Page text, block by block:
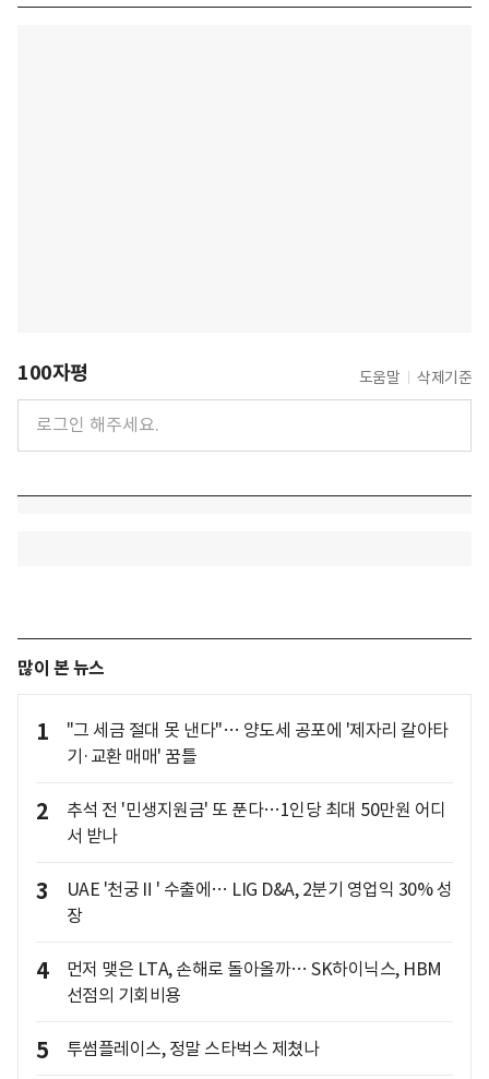
100자평 도움말 삭제기준
많이 본 뉴스
1
"그 세금 절대 못 낸다"… 양도세 공포에 '제자리 갈아타
기·교환 매매' 꿈틀
2
추석 전 '민생지원금' 또 푼다…1인당 최대 50만원 어디
서 받나
3
UAE '천궁Ⅱ' 수출에… LIG D&A, 2분기 영업익 30% 성
장
4
먼저 맺은 LTA, 손해로 돌아올까… SK하이닉스, HBM
선점의 기회비용
5 투썸플레이스, 정말 스타벅스 제쳤나